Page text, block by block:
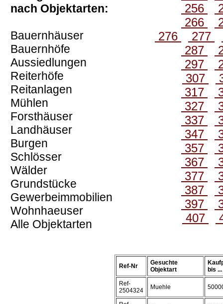
nach Objektarten:
Bauernhäuser
Bauernhöfe
Aussiedlungen
Reiterhöfe
Reitanlagen
Mühlen
Forsthäuser
Landhäuser
Burgen
Schlösser
Wälder
Grundstücke
Gewerbeimmobilien
Wohnhaeuser
Alle Objektarten
256
266
276
277
287
297
307
317
327
337
347
357
367
377
387
397
407
Ref-Nr
Gesuchte
Objektart
bis ...
Ref-
2504324
Muehle